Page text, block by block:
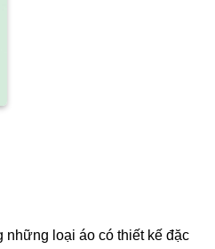
những loại áo có thiết kế đặc